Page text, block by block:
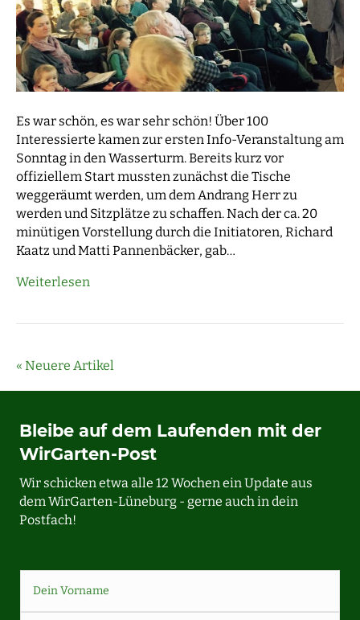
Es war schön, es war sehr schön! Über 100
Interessierte kamen zur ersten Info-Veranstaltung am
Sonntag in den Wasserturm. Bereits kurz vor
offiziellem Start mussten zunächst die Tische
weggeräumt werden, um dem Andrang Herr zu
werden und Sitzplätze zu schaffen. Nach der ca. 20
minütigen Vorstellung durch die Initiatoren, Richard
Kaatz und Matti Pannenbäcker, gab…
Weiterlesen
« Neuere Artikel
Bleibe auf dem Laufenden mit der
WirGarten-Post
Wir schicken etwa alle 12 Wochen ein Update aus
dem WirGarten-Lüneburg - gerne auch in dein
Postfach!